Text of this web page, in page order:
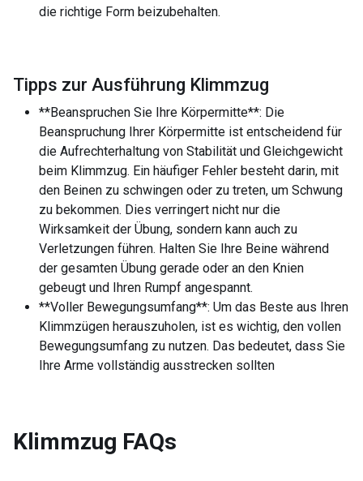
die richtige Form beizubehalten.
Tipps zur Ausführung Klimmzug
**Beanspruchen Sie Ihre Körpermitte**: Die
Beanspruchung Ihrer Körpermitte ist entscheidend für
die Aufrechterhaltung von Stabilität und Gleichgewicht
beim Klimmzug. Ein häufiger Fehler besteht darin, mit
den Beinen zu schwingen oder zu treten, um Schwung
zu bekommen. Dies verringert nicht nur die
Wirksamkeit der Übung, sondern kann auch zu
Verletzungen führen. Halten Sie Ihre Beine während
der gesamten Übung gerade oder an den Knien
gebeugt und Ihren Rumpf angespannt.
**Voller Bewegungsumfang**: Um das Beste aus Ihren
Klimmzügen herauszuholen, ist es wichtig, den vollen
Bewegungsumfang zu nutzen. Das bedeutet, dass Sie
Ihre Arme vollständig ausstrecken sollten
Klimmzug FAQs